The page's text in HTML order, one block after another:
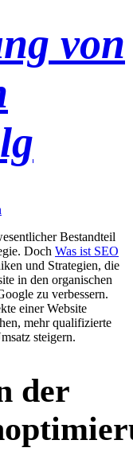
von
Bestandteil
Doch Was ist SEO
und Strategien, die
in den organischen
zu verbessern.
einer Website
mehr qualifizierte
steigern.
der